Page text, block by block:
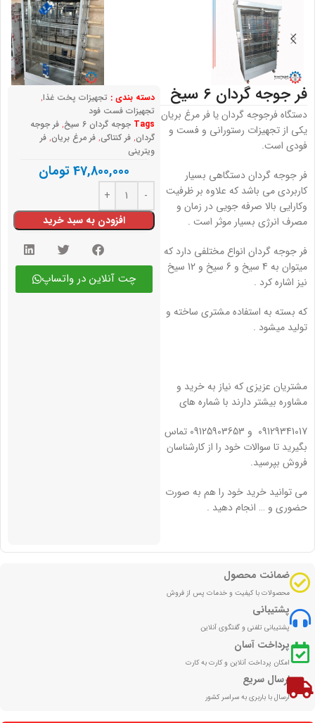
فر جوجه گردان 6 سیخ
دستگاه فرجوجه گردان یا فر مرغ بریان
یکی از تجهیزات رستورانی و فست و
فودی است.
فر جوجه گردان دستگاهی بسیار
کاربردی می باشد که علاوه بر ظرفیت
وکارایی بالا صرفه جویی در زمان و
مصرف انرژی بسیار موثر است .
فر جوجه گردان انواع مختلفی دارد که
میتوان به 4 سیخ و 6 سیخ و 12 سیخ
نیز اشاره کرد .
که بسته به استفاده مشتری ساخته و
تولید میشود .
مشتریان عزیزی که نیاز به خرید و
مشاوره بیشتر دارند با شماره های
09129341017 و 09125903653 تماس
بگیرید تا سوالات خود را از کارشناسان
فروش بپرسید.
می توانید خرید خود را هم به صورت
حضوری و … انجام دهید .
دسته بندی : تجهیزات پخت غذا,
تجهیزات فست فود
Tags جوجه گردان 6 سیخ , فر جوجه
گردان, فر کنتاکی, فر مرغ بریان, فر
ویترینی
47,800,000تومان
افزودن به سبد خرید
چت آنلاین در واتساپ
ضمانت محصول
محصولات با کیفیت و خدمات پس از فروش
پشتیبانی
پشتیبانی تلفنی و گفتگوی آنلاین
پرداخت آسان
امکان پرداخت آنلاین و کارت به کارت
ارسال سریع
ارسال با باربری به سراسر کشور